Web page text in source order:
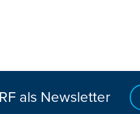
als Newsletter